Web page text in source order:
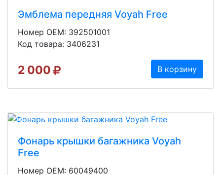
Эмблема передняя Voyah Free
Номер OEM: 392501001
Код товара: 3406231
2 000 В корзину
Фонарь крышки багажника Voyah
Free
Номер OEM: 60049400